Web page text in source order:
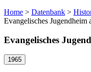
Home > Datenbank >
Evangelisches Jugendheim
Evangelisches
1965